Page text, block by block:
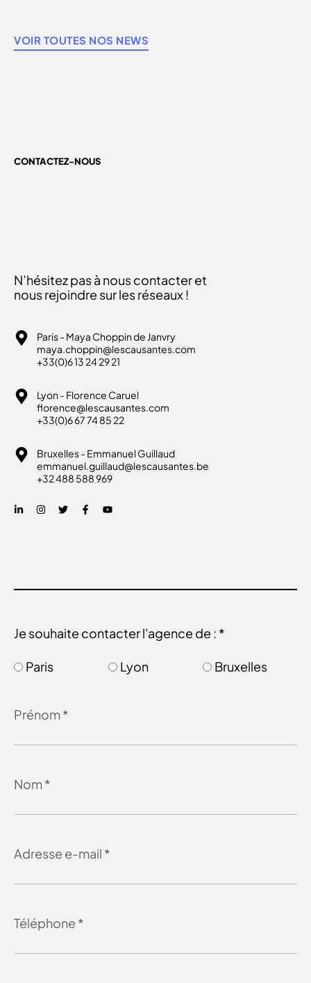
VOIR TOUTES NOS NEWS
CONTACTEZ-NOUS
N’hésitez pas à nous contacter et
nous rejoindre sur les réseaux !
Paris - Maya Choppin de Janvry
maya.choppin@lescausantes.com
+33(0)6 13 24 29 21
Lyon - Florence Caruel
florence@lescausantes.com
+33(0)6 67 74 85 22
Bruxelles - Emmanuel Guillaud
emmanuel.guillaud@lescausantes.be
+32 488 588 969
Je souhaite contacter l'agence de : *
Paris Lyon Bruxelles